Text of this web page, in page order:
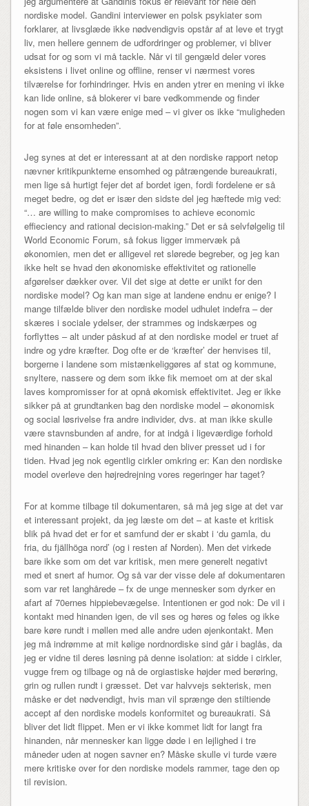
nordiske model. Gandini interviewer en polsk psykiater som
forklarer, at livsglæde ikke nødvendigvis opstår af at leve et trygt
liv, men hellere gennem de udfordringer og problemer, vi bliver
udsat for og som vi må tackle. Når vi til gengæld deler vores
eksistens i livet online og offline, renser vi nærmest vores
tilværelse for forhindringer. Hvis en anden ytrer en mening vi ikke
kan lide online, så blokerer vi bare vedkommende og finder
nogen som vi kan være enige med – vi giver os ikke “muligheden
for at føle ensomheden”.
Jeg synes at det er interessant at at den nordiske rapport netop
nævner kritikpunkterne ensomhed og påtrængende bureaukrati,
men lige så hurtigt fejer det af bordet igen, fordi fordelene er så
meget bedre, og det er især den sidste del jeg hæftede mig ved:
“… are willing to make compromises to achieve economic
effieciency and rational decision-making.” Det er så selvfølgelig til
World Economic Forum, så fokus ligger immervæk på
økonomien, men det er alligevel ret slørede begreber, og jeg kan
ikke helt se hvad den økonomiske effektivitet og rationelle
afgørelser dækker over. Vil det sige at dette er unikt for den
nordiske model? Og kan man sige at landene endnu er enige? I
mange tilfælde bliver den nordiske model udhulet indefra – der
skæres i sociale ydelser, der strammes og indskærpes og
forflyttes – alt under påskud af at den nordiske model er truet af
indre og ydre kræfter. Dog ofte er de ‘kræfter’ der henvises til,
borgerne i landene som mistænkeliggøres af stat og kommune,
snyltere, nassere og dem som ikke fik memoet om at der skal
laves kompromisser for at opnå økomisk effektivitet. Jeg er ikke
sikker på at grundtanken bag den nordiske model – økonomisk
og social løsrivelse fra andre individer, dvs. at man ikke skulle
være stavnsbunden af andre, for at indgå i ligeværdige forhold
med hinanden – kan holde til hvad den bliver presset ud i for
tiden. Hvad jeg nok egentlig cirkler omkring er: Kan den nordiske
model overleve den højredrejning vores regeringer har taget?
For at komme tilbage til dokumentaren, så må jeg sige at det var
et interessant projekt, da jeg læste om det – at kaste et kritisk
blik på hvad det er for et samfund der er skabt i ‘du gamla, du
fria, du fjällhöga nord’ (og i resten af Norden). Men det virkede
bare ikke som om det var kritisk, men mere generelt negativt
med et snert af humor. Og så var der visse dele af dokumentaren
som var ret langhårede – fx de unge mennesker som dyrker en
afart af 70ernes hippiebevægelse. Intentionen er god nok: De vil i
kontakt med hinanden igen, de vil ses og høres og føles og ikke
bare køre rundt i møllen med alle andre uden øjenkontakt. Men
jeg må indrømme at mit kølige nordnordiske sind går i baglås, da
jeg er vidne til deres løsning på denne isolation: at sidde i cirkler,
vugge frem og tilbage og nå de orgiastiske højder med berøring,
grin og rullen rundt i græsset. Det var halvvejs sekterisk, men
måske er det nødvendigt, hvis man vil sprænge den stiltiende
accept af den nordiske models konformitet og bureaukrati. Så
bliver det lidt flippet. Men er vi ikke kommet lidt for langt fra
hinanden, når mennesker kan ligge døde i en lejlighed i tre
måneder uden at nogen savner en? Måske skulle vi turde være
mere kritiske over for den nordiske models rammer, tage den op
til revision.